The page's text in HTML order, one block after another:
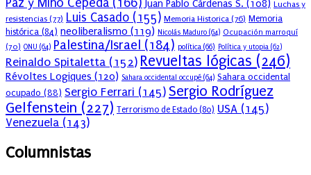
Paz y Miño Cepeda (166) Juan Pablo Cárdenas S. (108) Luchas y
resistencias (77) Luis Casado (155) Memoria Historica (76) Memoria
histórica (84) neoliberalismo (119) Nicolás Maduro (64) Ocupación marroquí
(70) ONU (64) Palestina/Israel (184) política (66) Política y utopia (62)
Reinaldo Spitaletta (152) Revueltas lógicas (246)
Révoltes Logiques (120) Sahara occidental occupé (64) Sahara occidental
ocupado (88) Sergio Ferrari (145) Sergio Rodríguez
Gelfenstein (227) Terrorismo de Estado (80) USA (145)
Venezuela (143)
Columnistas